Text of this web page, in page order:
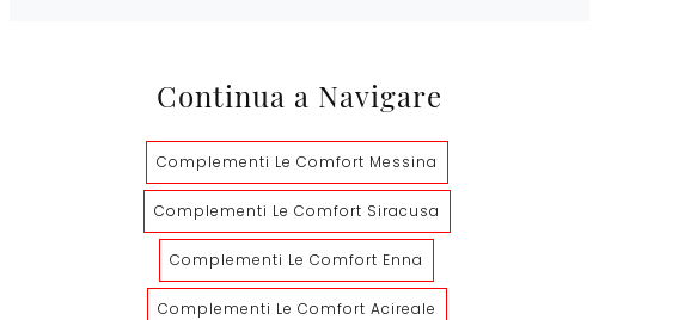
Continua a Navigare
Complementi Le Comfort Messina
Complementi Le Comfort Siracusa
Complementi Le Comfort Enna
Complementi Le Comfort Acireale